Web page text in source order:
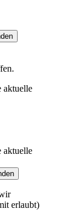
aktuelle
aktuelle
erlaubt)